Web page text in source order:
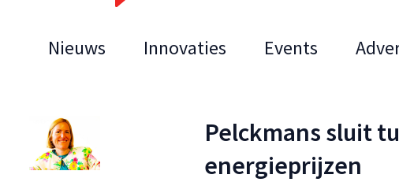
Nieuws Innovaties Events
Pelckmans sluit
energieprijzen